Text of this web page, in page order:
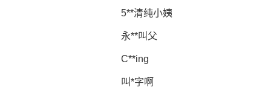
5**清纯小姨
永**叫父
C**ing
叫*字啊